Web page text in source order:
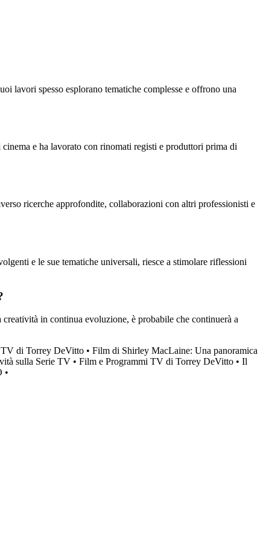
lavori spesso esplorano tematiche complesse e offrono una
e ha lavorato con rinomati registi e produttori prima di
ricerche approfondite, collaborazioni con altri professionisti e
e le sue tematiche universali, riesce a stimolare riflessioni
in continua evoluzione, è probabile che continuerà a
di Torrey DeVitto • Film di Shirley MacLaine: Una panoramica
sulla Serie TV • Film e Programmi TV di Torrey DeVitto • Il
•